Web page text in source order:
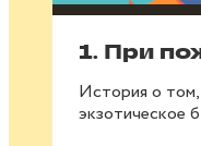
1. При
История о
экзотическое